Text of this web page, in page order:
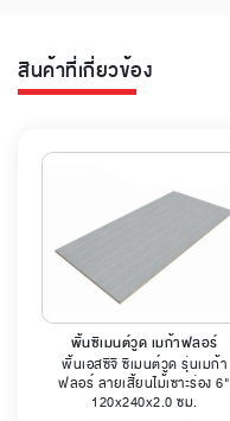
สินค้าที่เกี่ยวข้อง
พื้นซีเมนต์วูด เมก้าฟลอร์
พื้นเอสซีจี ซีเมนต์วูด รุ่นเมก้า
ฟลอร์ ลายเสี้ยนไม้เซาะร่อง 6"
120x240x2.0 ซม.